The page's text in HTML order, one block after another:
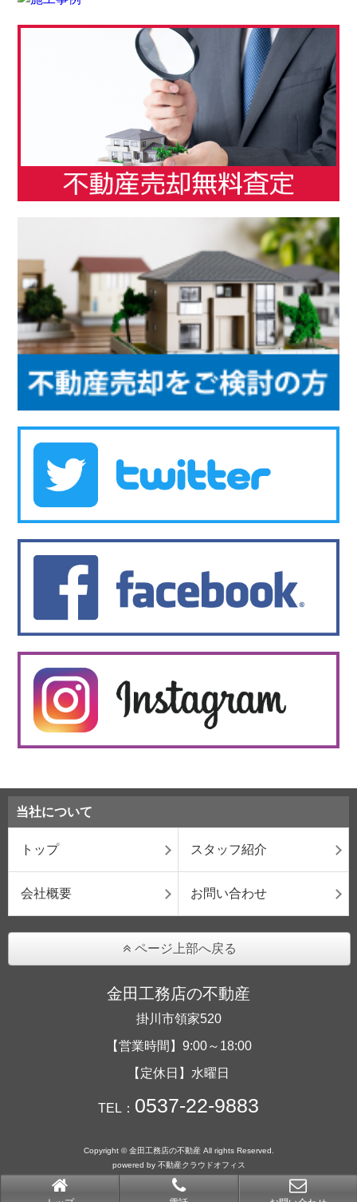
当社について
トップ スタッフ紹介
会社概要 お問い合わせ
ページ上部へ戻る
金田工務店の不動産
掛川市領家520
【営業時間】9:00～18:00
【定休日】水曜日
TEL： 0537-22-9883
Copyright © 金田工務店の不動産 All rights Reserved.
powered by 不動産クラウドオフィス